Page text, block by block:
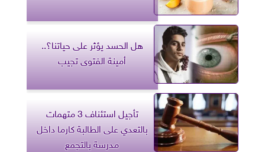
هل الحسد يؤثر على حياتنا؟..
أمينة الفتوى تجيب
تأجيل استئناف 3 متهمات
بالتعدي على الطالبة كارما داخل
مدرسة بالتجمع